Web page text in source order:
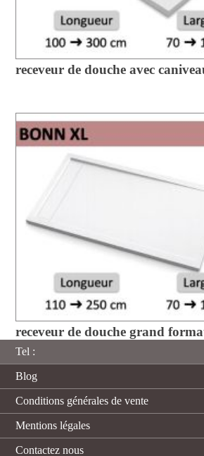
receveur de douche avec
receveur de douche grand
Tel :
Blog
Conditions générales de vente
Mentions légales
Contactez nous